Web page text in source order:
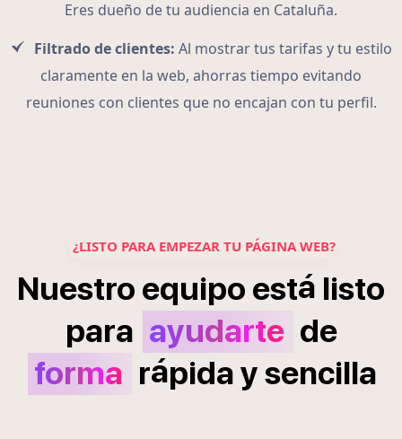
Eres dueño de tu audiencia en Cataluña.
Filtrado de clientes: Al mostrar tus tarifas y tu estilo
claramente en la web, ahorras tiempo evitando
reuniones con clientes que no encajan con tu perfil.
¿LISTO PARA EMPEZAR TU PÁGINA WEB?
Nuestro equipo está listo
para ayudarte de
forma rápidaysencilla